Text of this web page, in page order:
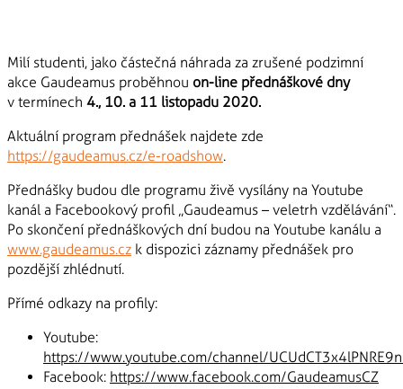
Milí studenti, jako částečná náhrada za zrušené podzimní
akce Gaudeamus proběhnou on-line přednáškové dny
v termínech 4., 10. a 11 listopadu 2020.
Aktuální program přednášek najdete zde
https://gaudeamus.cz/e-roadshow.
Přednášky budou dle programu živě vysílány na Youtube
kanál a Facebookový profil „Gaudeamus – veletrh vzdělávání“.
Po skončení přednáškových dní budou na Youtube kanálu a
www.gaudeamus.cz k dispozici záznamy přednášek pro
pozdější zhlédnutí.
Přímé odkazy na profily:
Youtube:
https://www.youtube.com/channel/
Facebook: https://www.facebook.com/GaudeamusCZ